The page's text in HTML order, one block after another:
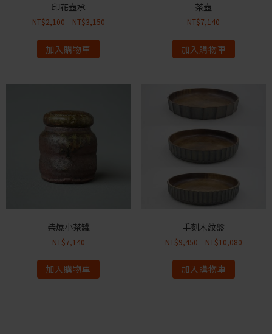
印花壺承
NT$2,100 – NT$3,150
加入購物車
茶壺
NT$7,140
加入購物車
柴燒小茶罐
NT$7,140
加入購物車
手刻木紋盤
NT$9,450 – NT$10,080
加入購物車